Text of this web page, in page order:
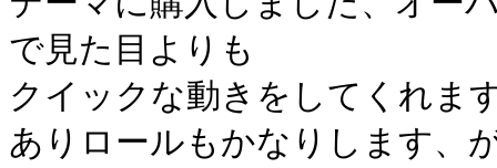
で見た目よりも
クイックな動きをしてくれま
ありロールもかなりします、